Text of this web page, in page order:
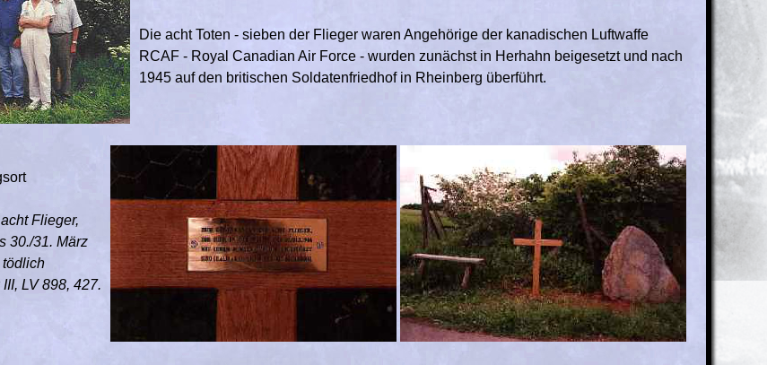
Die acht Toten - sieben der Flieger waren Angehörige der kanadischen Luftwaffe
RCAF - Royal Canadian Air Force - wurden zunächst in Herhahn beigesetzt und nach
1945 auf den britischen Soldatenfriedhof in Rheinberg überführt.
Flieger,
30./31. März
tödlich
LV 898, 427.